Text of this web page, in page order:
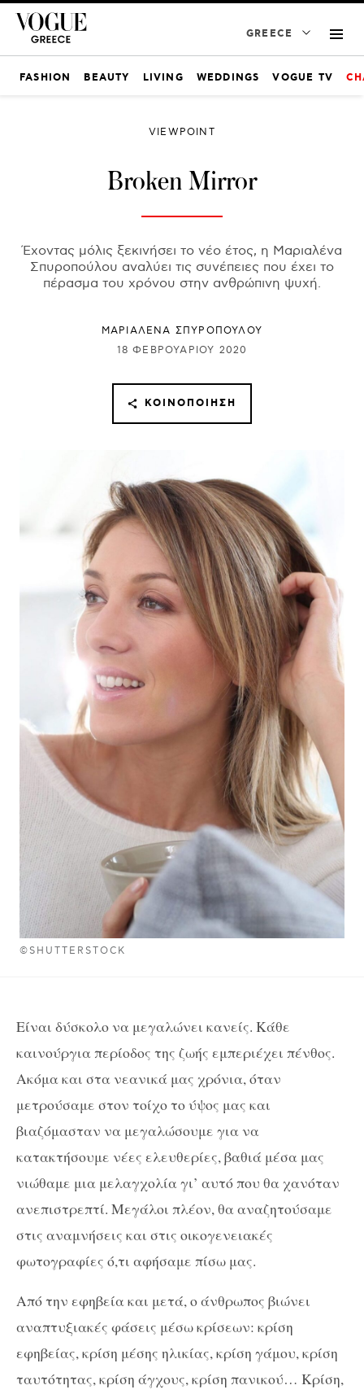
GREECE
FASHION BEAUTY LIVING WEDDINGS VOGUE TV
©SHUTTERSTOCK
VIEWPOINT
Broken Mirror
Έχοντας μόλις ξεκινήσει το νέο έτος, η Μαριαλένα
Σπυροπούλου αναλύει τις συνέπειες που έχει το
πέρασμα του χρόνου στην ανθρώπινη ψυχή.
ΜΑΡΙΑΛΕΝΑ ΣΠΥΡΟΠΟΥΛΟΥ
18 ΦΕΒΡΟΥΑΡΊΟΥ 2020
ΚΟΙΝΟΠΟΊΗΣΗ
Είναι δύσκολο να μεγαλώνει κανείς. Κάθε
καινούργια περίοδος της ζωής εμπεριέχει πένθος.
Ακόμα και στα νεανικά μας χρόνια, όταν
μετρούσαμε στον τοίχο το ύψος μας και
βιαζόμασταν να μεγαλώσουμε για να
κατακτήσουμε νέες ελευθερίες, βαθιά μέσα μας
νιώθαμε μια μελαγχολία γι’ αυτό που θα χανόταν
ανεπιστρεπτί. Μεγάλοι πλέον, θα αναζητούσαμε
στις αναμνήσεις και στις οικογενειακές
φωτογραφίες ό,τι αφήσαμε πίσω μας.
Από την εφηβεία και μετά, ο άνθρωπος βιώνει
αναπτυξιακές φάσεις μέσω κρίσεων: κρίση
εφηβείας, κρίση μέσης ηλικίας, κρίση γάμου, κρίση
ταυτότητας, κρίση άγχους, κρίση πανικού… Κρίση,